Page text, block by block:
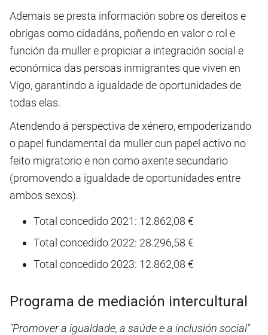
Ademais se presta información sobre os dereitos e
obrigas como cidadáns, poñendo en valor o rol e
función da muller e propiciar a integración social e
económica das persoas inmigrantes que viven en
Vigo, garantindo a igualdade de oportunidades de
todas elas.
Atendendo á perspectiva de xénero, empoderizando
o papel fundamental da muller cun papel activo no
feito migratorio e non como axente secundario
(promovendo a igualdade de oportunidades entre
ambos sexos).
Total concedido 2021: 12.862,08 €
Total concedido 2022: 28.296,58 €
Total concedido 2023: 12.862,08 €
Programa de mediación intercultural
"Promover a igualdade, a saúde e a inclusión social"